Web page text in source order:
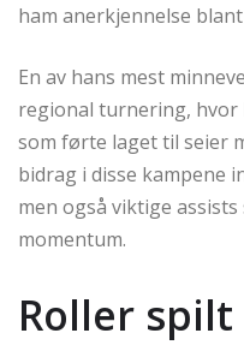
ham anerkjennelse
En av hans mest
regional turnering, hvor
som førte laget til seier
bidrag i disse kampene
men også viktige
momentum.
Roller